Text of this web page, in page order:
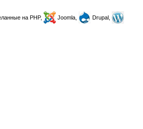
на PHP, Joomla,
Drupal,